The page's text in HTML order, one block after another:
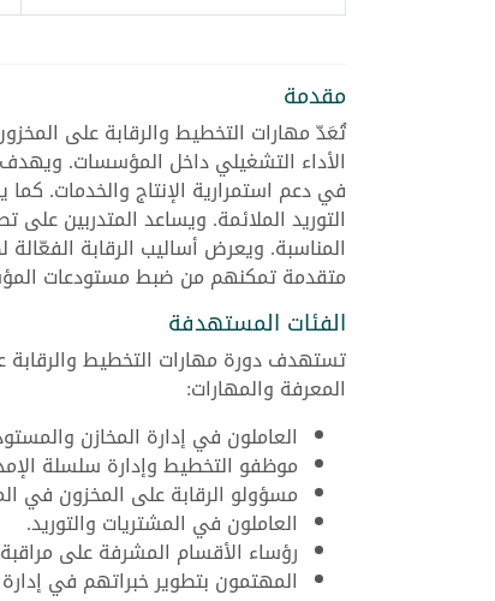
مقدمة
تُعَدّ مهارات التخطيط والرقابة على
الأداء التشغيلي داخل المؤسسات. ويهدف
في دعم استمرارية الإنتاج والخدمات.
التوريد الملائمة. ويساعد المتدربين
المناسبة. ويعرض أساليب الرقابة
متقدمة تمكنهم من ضبط مستودعات
الفئات المستهدفة
تستهدف دورة مهارات التخطيط والرقابة
المعرفة والمهارات:
العاملون في إدارة المخازن
موظفو التخطيط وإدارة سلسلة
مسؤولو الرقابة على المخزون في
العاملون في المشتريات والتوريد.
رؤساء الأقسام المشرفة على
المهتمون بتطوير خبراتهم في